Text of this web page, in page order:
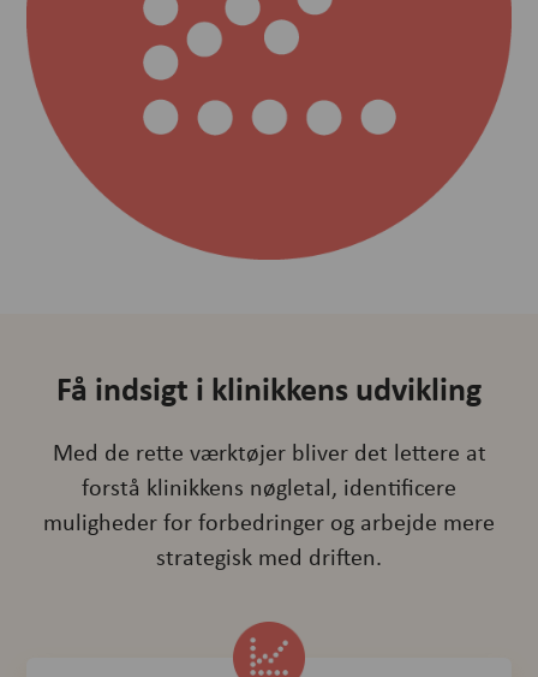
Få indsigt i klinikkens udvikling
Med de rette værktøjer bliver det lettere at
forstå klinikkens nøgletal, identificere
muligheder for forbedringer og arbejde mere
strategisk med driften.